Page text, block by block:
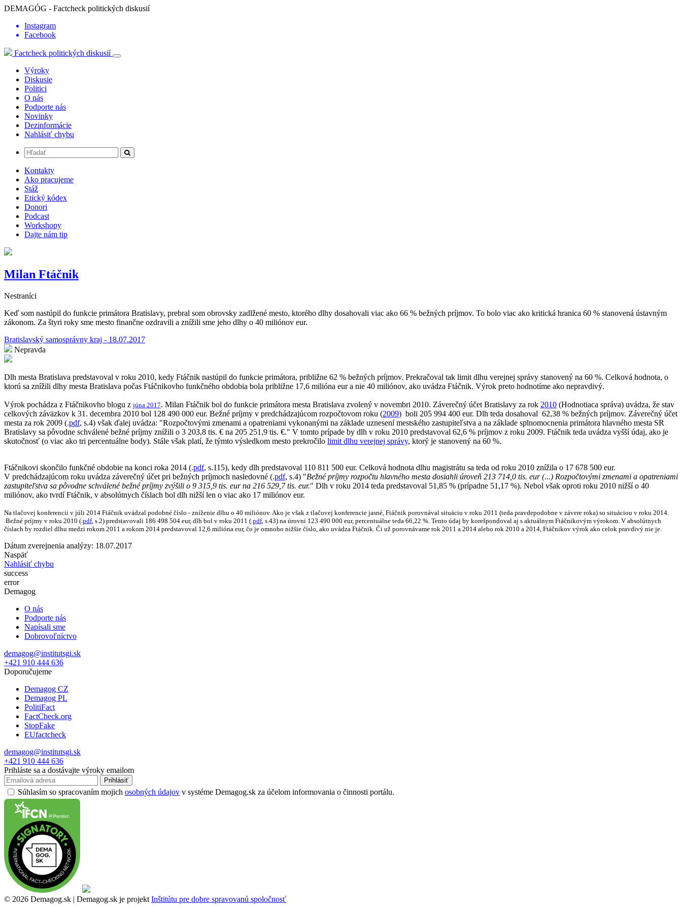
DEMAGÓG - Factcheck politických diskusií
Instagram
Facebook
Factcheck politických diskusií
Výroky
Diskusie
Politici
O nás
Podporte nás
Novinky
Dezinformácie
Nahlásiť chybu
Kontakty
Ako pracujeme
Stáž
Etický kódex
Donori
Podcast
Workshopy
Dajte nám tip
Milan Ftáčnik
Nestraníci
Keď som nastúpil do funkcie primátora Bratislavy, prebral som obrovsky zadlžené mesto, ktorého dlhy dosahovali viac ako 66 % bežných príjmov. To bolo viac ako kritická hranica 60 % stanovená ústavným
zákonom. Za štyri roky sme mesto finančne ozdravili a znížili sme jeho dlhy o 40 miliónov eur.
Bratislavský samosprávny kraj - 18.07.2017
Nepravda
Dlh mesta Bratislava predstavoval v roku 2010, kedy Ftáčnik nastúpil do funkcie primátora, približne 62 % bežných príjmov. Prekračoval tak limit dlhu verejnej správy stanovený na 60 %. Celková hodnota, o
ktorú sa znížili dlhy mesta Bratislava počas Ftáčnikovho funkčného obdobia bola približne 17,6 milióna eur a nie 40 miliónov, ako uvádza Ftáčnik. Výrok preto hodnotíme ako nepravdivý.
Výrok pochádza z Ftáčnikovho blogu z júna 2017. Milan Ftáčnik bol do funkcie primátora mesta Bratislava zvolený v novembri 2010. Záverečný účet Bratislavy za rok 2010 (Hodnotiaca správa) uvádza, že stav
celkových záväzkov k 31. decembra 2010 bol 128 490 000 eur. Bežné príjmy v predchádzajúcom rozpočtovom roku (2009) boli 205 994 400 eur. Dlh teda dosahoval 62,38 % bežných príjmov. Záverečný účet
mesta za rok 2009 (.pdf, s.4) však ďalej uvádza: "Rozpočtovými zmenami a opatreniami vykonanými na základe uznesení mestského zastupiteľstva a na základe splnomocnenia primátora hlavného mesta SR
Bratislavy sa pôvodne schválené bežné príjmy znížili o 3 203,8 tis. € na 205 251,9 tis. €." V tomto prípade by dlh v roku 2010 predstavoval 62,6 % príjmov z roku 2009. Ftáčnik teda uvádza vyšší údaj, ako je
skutočnosť (o viac ako tri percentuálne body). Stále však platí, že týmto výsledkom mesto prekročilo limit dlhu verejnej správy, ktorý je stanovený na 60 %.
Ftáčnikovi skončilo funkčné obdobie na konci roka 2014 (.pdf, s.115), kedy dlh predstavoval 110 811 500 eur. Celková hodnota dlhu magistrátu sa teda od roku 2010 znížila o 17 678 500 eur.
V predchádzajúcom roku uvádza záverečný účet pri bežných príjmoch nasledovné (.pdf, s.4) "Bežné príjmy rozpočtu hlavného mesta dosiahli úroveň 213 714,0 tis. eur (...) Rozpočtovými zmenami a opatreniami
zastupiteľstva sa pôvodne schválené bežnépríjmy zvýšili o 9 315,9 tis. eur na 216 529,7 tis. eur." Dlh v roku 2014 teda predstavoval 51,85 % (prípadne 51,17 %). Nebol však oproti roku 2010 nižší o 40
miliónov, ako tvrdí Ftáčnik, v absolútnych číslach bol dlh nižší len o viac ako 17 miliónov eur.
Na tlačovej konferencii v júli 2014 Ftáčnik uvádzal podobné číslo - zníženie dlhu o 40 miliónov. Ako je však z tlačovej konferencie jasné, Ftáčnik porovnával situáciu v roku 2011 (teda pravdepodobne v závere roka) so situáciou v roku 2014.
Bežné príjmy v roku 2010 (. pdf, s.2) predstavovali 186 498 504 eur, dlh bol v roku 2011 (. pdf, s.43) na úrovni 123 490 000 eur, percentuálne teda 66,22 %. Tento údaj by korešpondoval aj s aktuálnym Ftáčnikovým výrokom. V absolútnych
číslach by rozdiel dlhu medzi rokom 2011 a rokom 2014 predstavoval 12,6 milióna eur, čo je omnoho nižšie číslo, ako uvádza Ftáčnik. Či už porovnávame rok 2011 a 2014 alebo rok 2010 a 2014, Ftáčnikov výrok ako celok pravdivý nie je.
Dátum zverejnenia analýzy: 18.07.2017
Naspäť
Nahlásiť chybu
success
error
Demagog
O nás
Podporte nás
Napísali sme
Dobrovoľníctvo
demagog@institutsgi.sk
+421 910 444 636
Doporučujeme
Demagog CZ
Demagog PL
PolitiFact
FactCheck.org
StopFake
EUfactcheck
demagog@institutsgi.sk
+421 910 444 636
Prihláste sa a dostávajte výroky emailom
Prihlásiť
Súhlasím so spracovaním mojich osobných údajov v systéme Demagog.sk za účelom informovania o činnosti portálu.
© 2026 Demagog.sk | Demagog.sk je projekt Inštitútu pre dobre spravovanú spoločnosť